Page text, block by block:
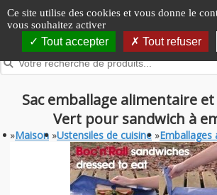
Panneau de gestion des cookies
Ce site utilise des cookies et vous donne le
vous souhaitez activer
Tout accepter Tout refuser
Sac emballage alimentaire
Vert pour sandwich à
»Maison »Ustensiles de cuisine »Emballages